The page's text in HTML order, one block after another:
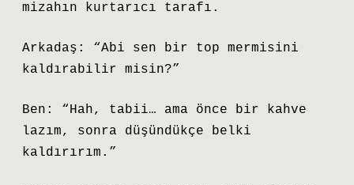
mizahın kurtarıcı tarafı.
Arkadaş: “Abi sen bir top mermisini
kaldırabilir misin?”
Ben: “Hah, tabii… ama önce bir kahve
lazım, sonra düşündükçe belki
kaldırırım.”